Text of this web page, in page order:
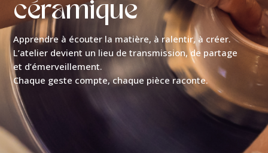
céramique
Apprendre à écouter la matière, à ralentir, à créer.
L’atelier devient un lieu de transmission, de partage
et d’émerveillement.
Chaque geste compte, chaque pièce raconte.